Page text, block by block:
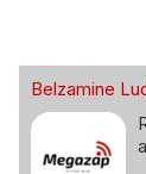
Belzamine